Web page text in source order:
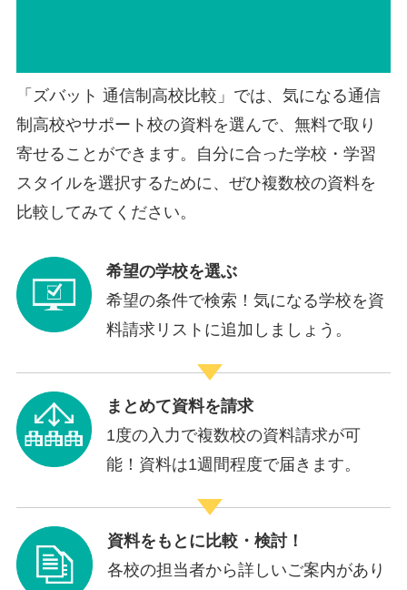
「ズバット 通信制高校比較」では、気になる通信
制高校やサポート校の資料を選んで、無料で取り
寄せることができます。自分に合った学校・学習
スタイルを選択するために、ぜひ複数校の資料を
比較してみてください。
希望の学校を選ぶ
希望の条件で検索！気になる学校を資
料請求リストに追加しましょう。
まとめて資料を請求
1度の入力で複数校の資料請求が可
能！資料は1週間程度で届きます。
資料をもとに比較・検討！
各校の担当者から詳しいご案内があり